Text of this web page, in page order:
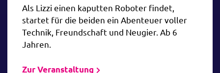
Als Lizzi einen kaputten Roboter findet,
startet für die beiden ein Abenteuer voller
Technik, Freundschaft und Neugier. Ab 6
Jahren.
Zur Veranstaltung